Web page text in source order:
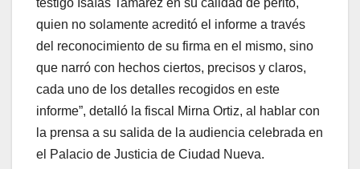
testigo Isaías Tamarez en su calidad de perito,
quien no solamente acreditó el informe a través
del reconocimiento de su firma en el mismo, sino
que narró con hechos ciertos, precisos y claros,
cada uno de los detalles recogidos en este
informe”, detalló la fiscal Mirna Ortiz, al hablar con
la prensa a su salida de la audiencia celebrada en
el Palacio de Justicia de Ciudad Nueva.